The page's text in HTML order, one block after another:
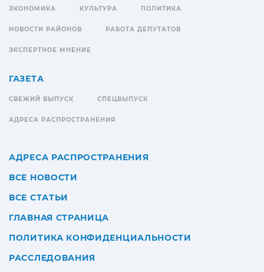
ЭКОНОМИКА КУЛЬТУРА ПОЛИТИКА
НОВОСТИ РАЙОНОВ РАБОТА ДЕПУТАТОВ
ЭКСПЕРТНОЕ МНЕНИЕ
ГАЗЕТА
СВЕЖИЙ ВЫПУСК СПЕЦВЫПУСК
АДРЕСА РАСПРОСТРАНЕНИЯ
АДРЕСА РАСПРОСТРАНЕНИЯ
ВСЕ НОВОСТИ
ВСЕ СТАТЬИ
ГЛАВНАЯ СТРАНИЦА
ПОЛИТИКА КОНФИДЕНЦИАЛЬНОСТИ
РАССЛЕДОВАНИЯ